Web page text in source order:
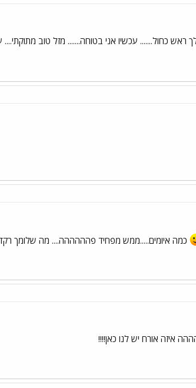
ראש כחול....... עכשיו אני בטוחה....... מזל טוב מתוקתי....
כמה איומים.....ממש מפחיד פהההההה.... מה שלומך
איזה אורח יש לנו כאן!!!!